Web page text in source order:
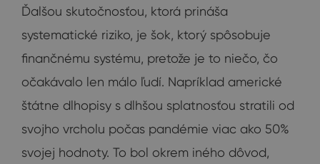
Ďalšou skutočnosťou, ktorá prináša
systematické riziko, je šok, ktorý spôsobuje
finančnému systému, pretože je to niečo, čo
očakávalo len málo ľudí. Napríklad americké
štátne dlhopisy s dlhšou splatnosťou stratili od
svojho vrcholu počas pandémie viac ako 50%
svojej hodnoty. To bol okrem iného dôvod,